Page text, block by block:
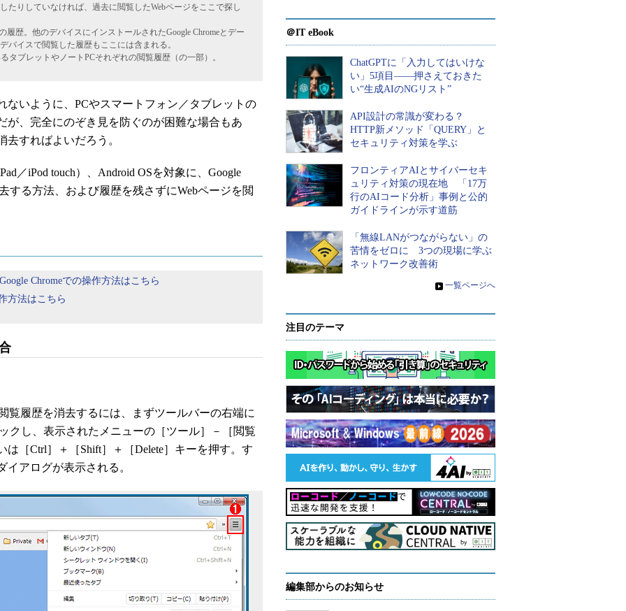
たりしていなければ、過去に閲覧したWebページをここで探し
履歴。他のデバイスにインストールされたGoogle Chromeとデー
バイスで閲覧した履歴もここには含まれる。
タブレットやノートPCそれぞれの閲覧履歴（の一部）。
いように、PCやスマートフォン／タブレットの
が、完全にのぞき見を防ぐのが困難な場合もあ
すればよいだろう。
／iPod touch）、Android OSを対象に、Google
する方法、および履歴を残さずにWebページを閲
Chromeでの操作方法はこちら
方法はこちら
覧履歴を消去するには、まずツールバーの右端に
クし、表示されたメニューの［ツール］－［閲覧
［Ctrl］＋［Shift］＋［Delete］キーを押す。す
アログが表示される。
＠IT eBook
ChatGPTに「入力してはいけな
い」5項目――押さえておきた
い“生成AIのNGリスト”
API設計の常識が変わる？
HTTP新メソッド「QUERY」と
セキュリティ対策を学ぶ
フロンティアAIとサイバーセキ
ュリティ対策の現在地 「17万
行のAIコード分析」事例と公的
ガイドラインが示す道筋
「無線LANがつながらない」の
苦情をゼロに 3つの現場に学ぶ
ネットワーク改善術
» 一覧ページへ
注目のテーマ
編集部からのお知らせ